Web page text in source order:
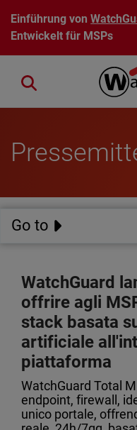
Direkt zum Inhalt
Einführung von
Entwickelt für MSPs
Close search
Go to
WatchGuard
offrire agli
stack basata
artificiale
piattaforma
WatchGuard Total
endpoint, firewall,
unico portale,